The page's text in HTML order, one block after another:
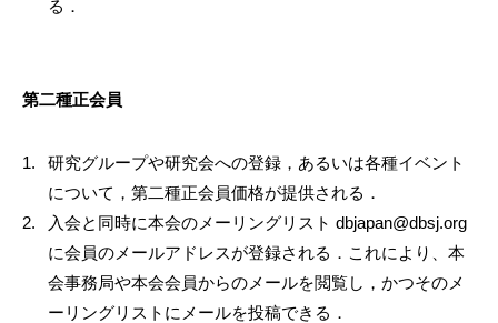
る．
第二種正会員
研究グループや研究会への登録，あるいは各種イベント
について，第二種正会員価格が提供される．
入会と同時に本会のメーリングリスト dbjapan@dbsj.org
に会員のメールアドレスが登録される．これにより、本
会事務局や本会会員からのメールを閲覧し，かつそのメ
ーリングリストにメールを投稿できる．